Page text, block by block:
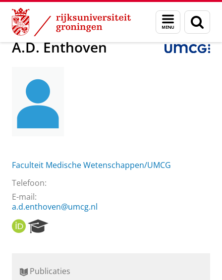
Skip
Content
Skip
Navigation
Menu
en
zoeken
Over ons A.D. Enthoven
A.D. Enthoven
Faculteit Medische Wetenschappen/UMCG
Telefoon:
E-mail:
a.d.enthoven@umcg.nl
O
R
r
Publicaties